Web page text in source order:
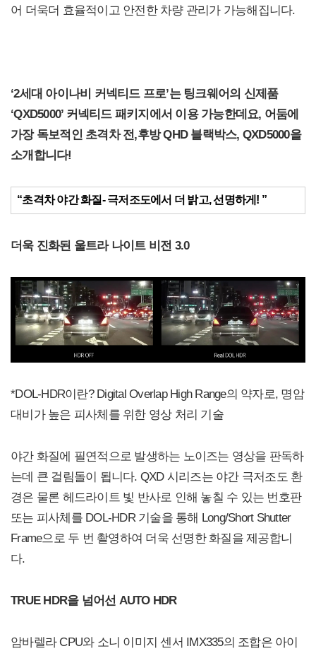
어 더욱더 효율적이고 안전한 차량 관리가 가능해집니다.
‘2세대 아이나비 커넥티드 프로’는 팅크웨어의 신제품
‘QXD5000’ 커넥티드 패키지에서 이용 가능한데요, 어둠에
가장 독보적인 초격차 전,후방 QHD 블랙박스, QXD5000을
소개합니다!
“초격차 야간 화질- 극저조도에서 더 밝고, 선명하게! ”
더욱 진화된 울트라 나이트 비전 3.0
*DOL-HDR이란? Digital Overlap High Range의 약자로, 명암
대비가 높은 피사체를 위한 영상 처리 기술
야간 화질에 필연적으로 발생하는 노이즈는 영상을 판독하
는데 큰 걸림돌이 됩니다. QXD 시리즈는 야간 극저조도 환
경은 물론 헤드라이트 빛 반사로 인해 놓칠 수 있는 번호판
또는 피사체를 DOL-HDR 기술을 통해 Long/Short Shutter
Frame으로 두 번 촬영하여 더욱 선명한 화질을 제공합니
다.
TRUE HDR을 넘어선 AUTO HDR
암바렐라 CPU와 소니 이미지 센서 IMX335의 조합은 아이